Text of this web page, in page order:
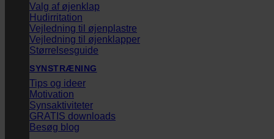
Valg af øjenklap
Hudirritation
Vejledning til øjenplastre
Vejledning til øjenklapper
Størrelsesguide
SYNSTRÆNING
Tips og ideer
Motivation
Synsaktiviteter
GRATIS downloads
Besøg blog